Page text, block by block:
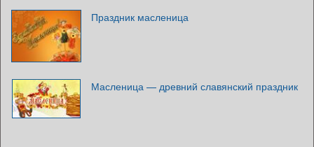
Праздник масленица
Масленица — древний славянский праздник